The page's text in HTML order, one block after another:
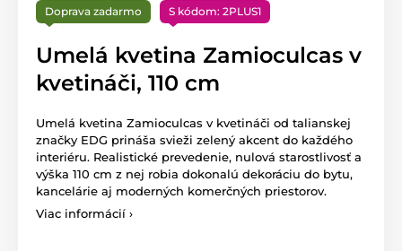
Doprava zadarmo S kódom: 2PLUS1
Umelá kvetina Zamioculcas v
kvetináči, 110 cm
Umelá kvetina Zamioculcas v kvetináči od talianskej
značky EDG prináša svieži zelený akcent do každého
interiéru. Realistické prevedenie, nulová starostlivosť a
výška 110 cm z nej robia dokonalú dekoráciu do bytu,
kancelárie aj moderných komerčných priestorov.
Viac informácií ›